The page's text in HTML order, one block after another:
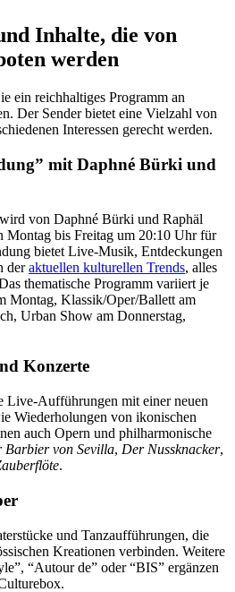
Inhalte, die von
werden
ein reichhaltiges Programm an
Der Sender bietet eine Vielzahl von
Interessen gerecht werden.
mit Daphné Bürki und
von Daphné Bürki und Raphäl
Montag bis Freitag um 20:10 Uhr für
bietet Live-Musik, Entdeckungen
deraktuellen kulturellen Trends, alles
thematische Programm variiert je
Montag, Klassik/Oper/Ballett am
Urban Show am Donnerstag,
Konzerte
Live-Aufführungen mit einer neuen
Wiederholungen von ikonischen
auch Opern und philharmonische
Barbier von Sevilla, Der Nussknacker,
.
und Tanzaufführungen, die
Kreationen verbinden. Weitere
“Autour de” oder “BIS” ergänzen